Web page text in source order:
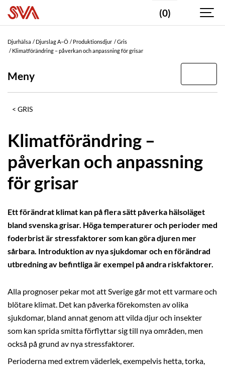
(0)
Djurhälsa Djurslag A–Ö Produktionsdjur
Gris
Klimatförändring – påverkan och anpassning för grisar
Meny
GRIS
Klimatförändring –
påverkan och anpassning
för grisar
Ett förändrat klimat kan på flera sätt påverka hälsoläget
bland svenska grisar. Höga temperaturer och perioder med
foderbrist är stressfaktorer som kan göra djuren mer
sårbara. Introduktion av nya sjukdomar och en förändrad
utbredning av befintliga är exempel på andra riskfaktorer.
Alla prognoser pekar mot att Sverige går mot ett varmare och
blötare klimat. Det kan påverka förekomsten av olika
sjukdomar, bland annat genom att vilda djur och insekter
som kan sprida smitta förflyttar sig till nya områden, men
också på grund av nya stressfaktorer.
Perioderna med extrem väderlek, exempelvis hetta, torka,